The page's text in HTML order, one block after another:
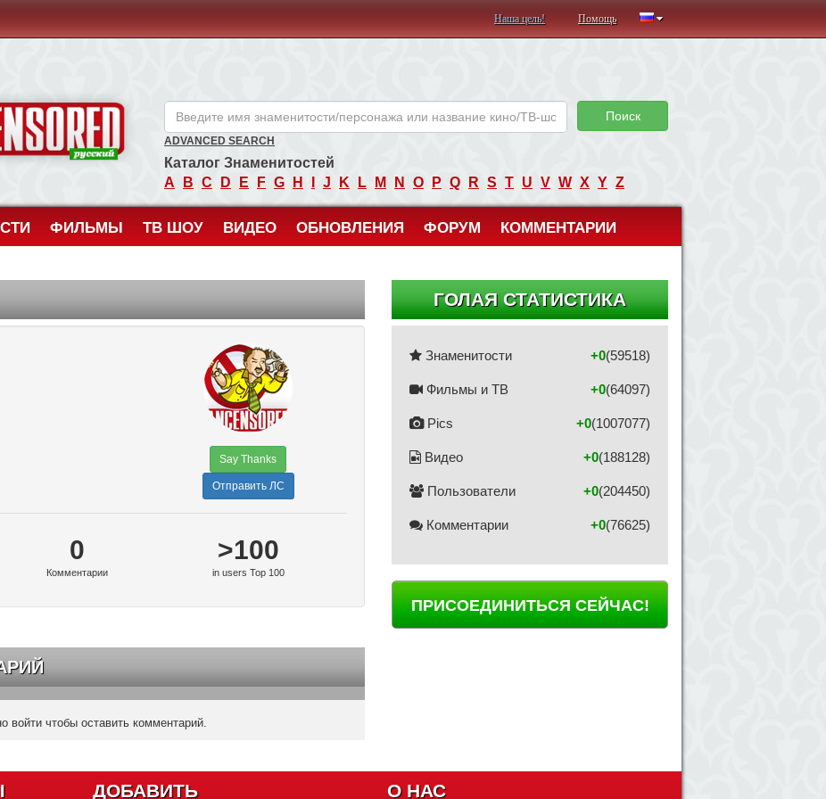
Наша цель! Помощь
Поиск
ADVANCED SEARCH
Каталог Знаменитостей
A
B C D E F G H J K L M N O P Q R S T U V W X Y Z
ФИЛЬМЫ ТВ ШОУ ВИДЕО ОБНОВЛЕНИЯ ФОРУМ КОММЕНТАРИИ
Say Thanks
Отправить ЛС
0
Комментарии
>100
in users Top 100
войти чтобы оставить комментарий.
ГОЛАЯ СТАТИСТИКА
Знаменитости (59518)
+0
Фильмы и ТВ (64097)
+0
Pics (1007077)
+0
Видео (188128)
+0
Пользователи (204450)
+0
Комментарии (76625)
+0
ПРИСОЕДИНИТЬСЯ СЕЙЧАС!
ДОБАВИТЬ О НАС